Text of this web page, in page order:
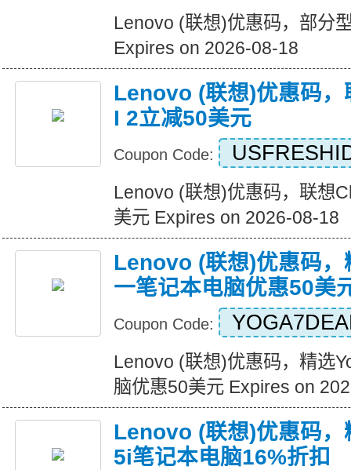
Lenovo (联想)优惠码，部分
Expires on 2026-08-18
Lenovo (联想)优惠码
I 2立减50美元
Coupon Code:
Lenovo (联想)优惠码，联想
美元 Expires on 2026-08-18
Lenovo (联想)优惠码，
一笔记本电脑优惠50美
Coupon Code:
Lenovo (联想)优惠码，精选
脑优惠50美元 Expires on
Lenovo (联想)优惠码
5i笔记本电脑16%折扣